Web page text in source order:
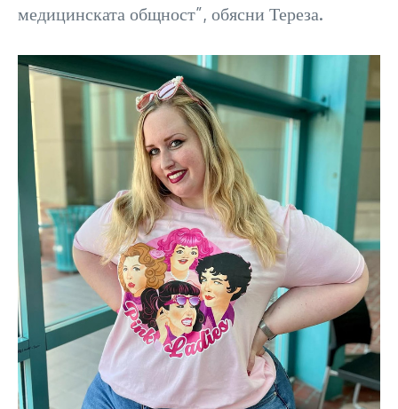
медицинската общност”, обясни Тереза.